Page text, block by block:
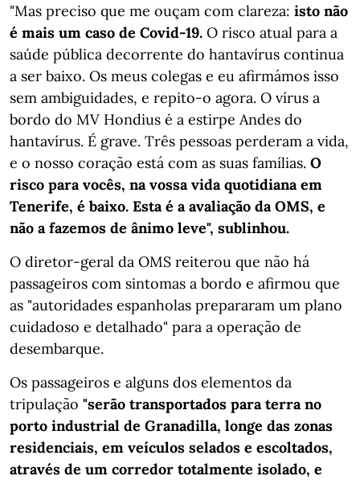
"Mas preciso que me ouçam com clareza: isto não
é mais um caso de Covid-19. O risco atual para a
saúde pública decorrente do hantavírus continua
a ser baixo. Os meus colegas e eu afirmámos isso
sem ambiguidades, e repito-o agora. O vírus a
bordo do MV Hondius é a estirpe Andes do
hantavírus. É grave. Três pessoas perderam a vida,
e o nosso coração está com as suas famílias. O
risco para vocês, na vossa vida quotidiana em
Tenerife, é baixo. Esta é a avaliação da OMS, e
não a fazemos de ânimo leve", sublinhou.
O diretor-geral da OMS reiterou que não há
passageiros com sintomas a bordo e afirmou que
as "autoridades espanholas prepararam um plano
cuidadoso e detalhado" para a operação de
desembarque.
Os passageiros e alguns dos elementos da
tripulação "serão transportados para terra no
porto industrial de Granadilla, longe das zonas
residenciais, em veículos selados e escoltados,
através de um corredor totalmente isolado, e